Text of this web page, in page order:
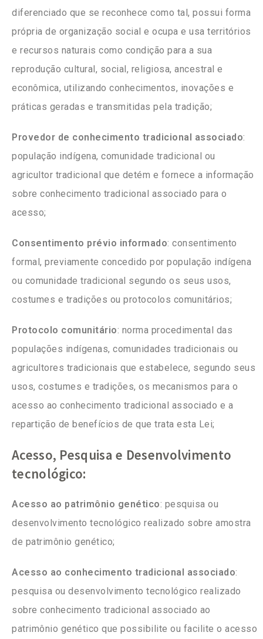
diferenciado que se reconhece como tal, possui forma
própria de organização social e ocupa e usa territórios
e recursos naturais como condição para a sua
reprodução cultural, social, religiosa, ancestral e
econômica, utilizando conhecimentos, inovações e
práticas geradas e transmitidas pela tradição;
Provedor de conhecimento tradicional associado:
população indígena, comunidade tradicional ou
agricultor tradicional que detém e fornece a informação
sobre conhecimento tradicional associado para o
acesso;
Consentimento prévio informado: consentimento
formal, previamente concedido por população indígena
ou comunidade tradicional segundo os seus usos,
costumes e tradições ou protocolos comunitários;
Protocolo comunitário: norma procedimental das
populações indígenas, comunidades tradicionais ou
agricultores tradicionais que estabelece, segundo seus
usos, costumes e tradições, os mecanismos para o
acesso ao conhecimento tradicional associado e a
repartição de benefícios de que trata esta Lei;
Acesso, Pesquisa e Desenvolvimento
tecnológico:
Acesso ao patrimônio genético: pesquisa ou
desenvolvimento tecnológico realizado sobre amostra
de patrimônio genético;
Acesso ao conhecimento tradicional associado:
pesquisa ou desenvolvimento tecnológico realizado
sobre conhecimento tradicional associado ao
patrimônio genético que possibilite ou facilite o acesso